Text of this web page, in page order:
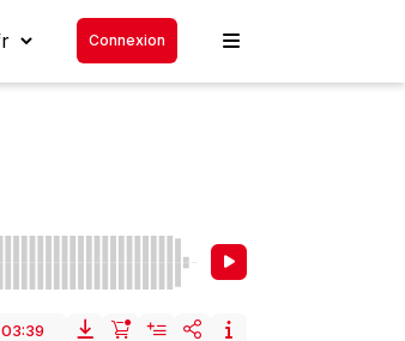
Connexion
03:39